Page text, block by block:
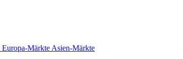
Europa-Märkte Asien-Märkte